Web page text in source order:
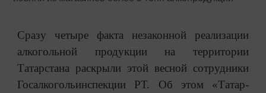
Сразу четыре факта незаконной реализации
алкогольной продукции на территории
Татарстана раскрыли этой весной сотрудники
Госалкогольинспекции РТ. Об этом «Татар-